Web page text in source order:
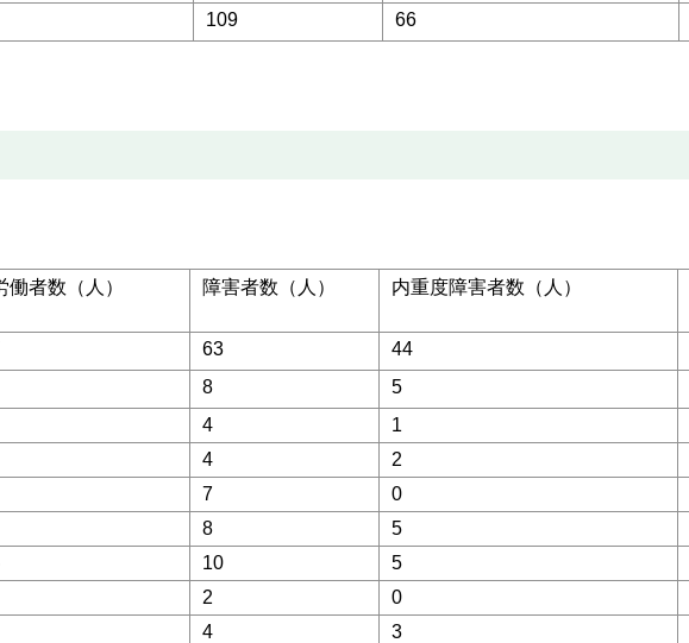
109 66
働者数（人） 障害者数（人） 内重度障害者数（人）
63 44
8 5
4 1
4 2
7 0
8 5
10 5
2 0
4 3